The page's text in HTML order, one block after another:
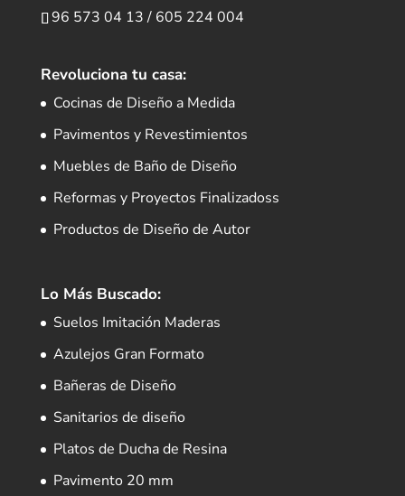
96 573 04 13/ 605 224 004
Revoluciona tu casa:
Cocinas de Diseño a Medida
Pavimentos y Revestimientos
Muebles de Baño de Diseño
Reformas y Proyectos Finalizadoss
Productos de Diseño de Autor
Lo Más Buscado:
Suelos Imitación Maderas
Azulejos Gran Formato
Bañeras de Diseño
Sanitarios de diseño
Platos de Ducha de Resina
Pavimento 20 mm